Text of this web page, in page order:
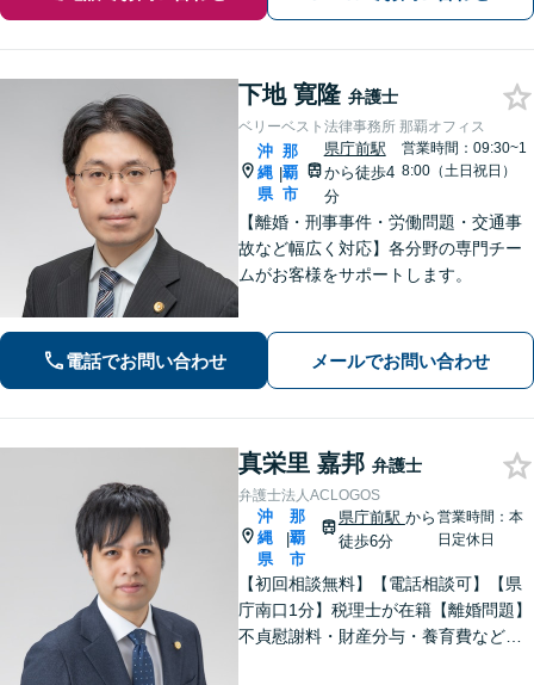
下地 寛隆 弁護士
ベリーベスト法律事務所 那覇オフィス
沖
縄
県
|
那
覇
市
県庁前駅
から徒歩4
分
営業時間：09:30~1
8:00（土日祝日）
【離婚・刑事事件・労働問題・交通事
故など幅広く対応】各分野の専門チー
ムがお客様をサポートします。
電話でお問い合わせ メールでお問い合わせ
真栄里 嘉邦 弁護士
弁護士法人ACLOGOS
沖
縄
県
|
那
覇
市
県庁前駅 から
徒歩6分
営業時間：本
日定休日
【初回相談無料】【電話相談可】【県
庁南口1分】税理士が在籍【離婚問題】
不貞慰謝料・財産分与・養育費など。